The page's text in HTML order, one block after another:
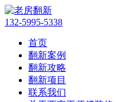
132-5995-5338
首页
翻新案例
翻新攻略
翻新项目
联系我们